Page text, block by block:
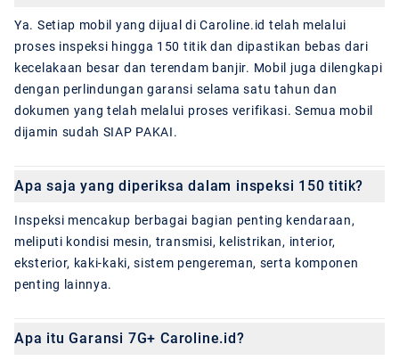
Ya. Setiap mobil yang dijual di Caroline.id telah melalui
proses inspeksi hingga 150 titik dan dipastikan bebas dari
kecelakaan besar dan terendam banjir. Mobil juga dilengkapi
dengan perlindungan garansi selama satu tahun dan
dokumen yang telah melalui proses verifikasi. Semua mobil
dijamin sudah SIAP PAKAI.
Apa saja yang diperiksa dalam inspeksi 150 titik?
Inspeksi mencakup berbagai bagian penting kendaraan,
meliputi kondisi mesin, transmisi, kelistrikan, interior,
eksterior, kaki-kaki, sistem pengereman, serta komponen
penting lainnya.
Apa itu Garansi 7G+ Caroline.id?